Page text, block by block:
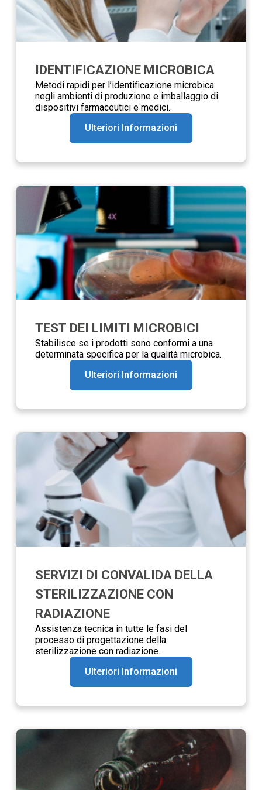
IDENTIFICAZIONE MICROBICA
Metodi rapidi per l’identificazione microbica
negli ambienti di produzione e imballaggio di
dispositivi farmaceutici e medici.
Ulteriori Informazioni
TEST DEI LIMITI MICROBICI
Stabilisce se i prodotti sono conformi a una
determinata specifica per la qualità microbica.
Ulteriori Informazioni
SERVIZI DI CONVALIDA DELLA
STERILIZZAZIONE CON
RADIAZIONE
Assistenza tecnica in tutte le fasi del
processo di progettazione della
sterilizzazione con radiazione.
Ulteriori Informazioni